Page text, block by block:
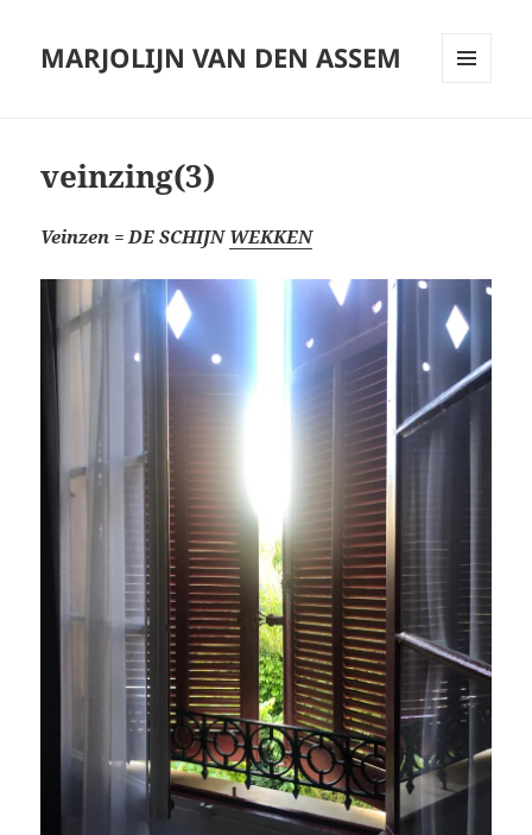
MARJOLIJN VAN DEN ASSEM
veinzing(3)
Veinzen = DE SCHIJN WEKKEN